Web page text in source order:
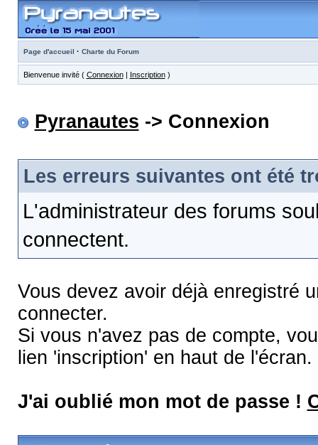
Page d'accueil · Charte du Forum
Bienvenue invité ( Connexion| Inscription)
Pyranautes -> Connexion
Les erreurs suivantes ont été
L'administrateur des forums
connectent.
Vous devez avoir déjà enregistré
connecter.
Si vous n'avez pas de compte,
lien 'inscription' en haut de l'écran.
J'ai oublié mon mot de passe !